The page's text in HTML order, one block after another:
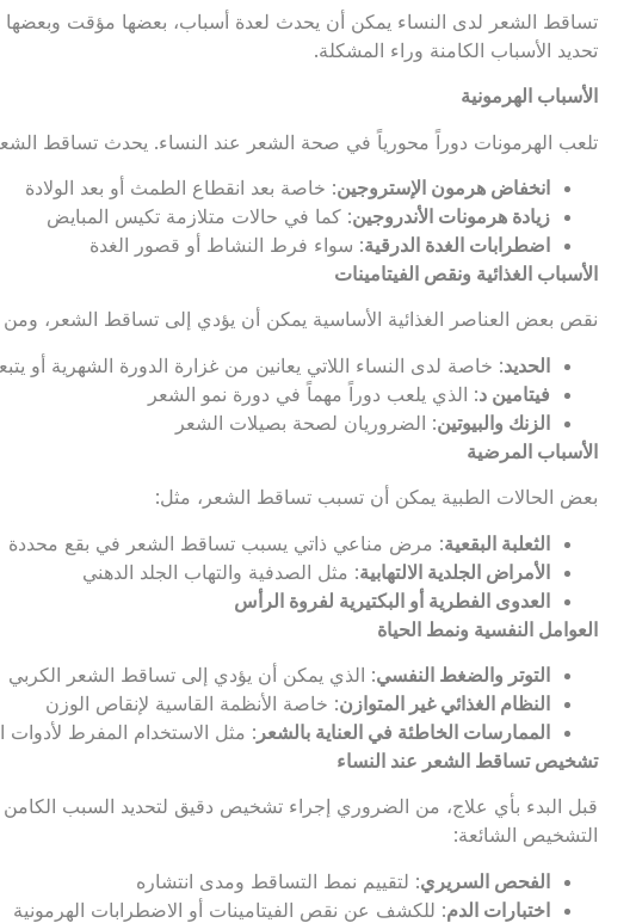
تساقط الشعر لدى النساء يمكن أن يحدث لعدة أسباب، بعضها مؤقت وبعضها
تحديد الأسباب الكامنة وراء المشكلة.
الأسباب الهرمونية
تلعب الهرمونات دوراً محورياً في صحة الشعر عند النساء. يحدث تساقط
انخفاض هرمون الإستروجين: خاصة بعد انقطاع الطمث أو بعد الولادة
زيادة هرمونات الأندروجين: كما في حالات متلازمة تكيس المبايض
اضطرابات الغدة الدرقية: سواء فرط النشاط أو قصور الغدة
الأسباب الغذائية ونقص الفيتامينات
نقص بعض العناصر الغذائية الأساسية يمكن أن يؤدي إلى تساقط الشعر، ومن
الحديد: خاصة لدى النساء اللاتي يعانين من غزارة الدورة الشهرية أو
فيتامين د: الذي يلعب دوراً مهماً في دورة نمو الشعر
الزنك والبيوتين: الضروريان لصحة بصيلات الشعر
الأسباب المرضية
بعض الحالات الطبية يمكن أن تسبب تساقط الشعر، مثل:
الثعلبة البقعية: مرض مناعي ذاتي يسبب تساقط الشعر في بقع محددة
الأمراض الجلدية الالتهابية: مثل الصدفية والتهاب الجلد الدهني
العدوى الفطرية أو البكتيرية لفروة الرأس
العوامل النفسية ونمط الحياة
التوتر والضغط النفسي: الذي يمكن أن يؤدي إلى تساقط الشعر الكربي
النظام الغذائي غير المتوازن: خاصة الأنظمة القاسية لإنقاص الوزن
الممارسات الخاطئة في العناية بالشعر : مثل الاستخدام المفرط لأدوات
تشخيص تساقط الشعر عند النساء
قبل البدء بأي علاج، من الضروري إجراء تشخيص دقيق لتحديد السبب
التشخيص الشائعة:
الفحص السريري: لتقييم نمط التساقط ومدى انتشاره
اختبارات الدم: للكشف عن نقص الفيتامينات أو الاضطرابات الهرمونية